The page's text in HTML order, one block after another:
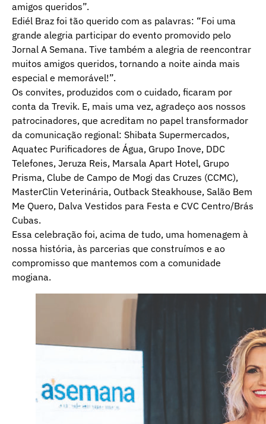
amigos queridos”.
Ediél Braz foi tão querido com as palavras: “Foi uma
grande alegria participar do evento promovido pelo
Jornal A Semana. Tive também a alegria de reencontrar
muitos amigos queridos, tornando a noite ainda mais
especial e memorável!”.
Os convites, produzidos com o cuidado, ficaram por
conta da Trevik. E, mais uma vez, agradeço aos nossos
patrocinadores, que acreditam no papel transformador
da comunicação regional: Shibata Supermercados,
Aquatec Purificadores de Água, Grupo Inove, DDC
Telefones, Jeruza Reis, Marsala Apart Hotel, Grupo
Prisma, Clube de Campo de Mogi das Cruzes (CCMC),
MasterClin Veterinária, Outback Steakhouse, Salão Bem
Me Quero, Dalva Vestidos para Festa e CVC Centro/Brás
Cubas.
Essa celebração foi, acima de tudo, uma homenagem à
nossa história, às parcerias que construímos e ao
compromisso que mantemos com a comunidade
mogiana.